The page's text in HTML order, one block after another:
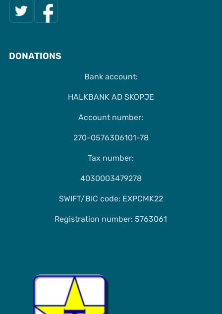
DONATIONS
Bank account:
HALKBANK AD SKOPJE
Account number:
270-0576306101-78
Tax number:
4030003479278
SWIFT/BIC code: EXPCMK22
Registration number: 5763061